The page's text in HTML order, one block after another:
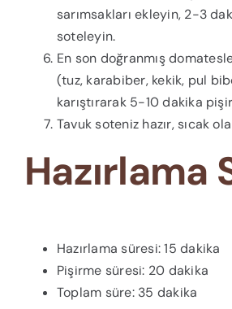
sarımsakları ekleyin, 2-3
soteleyin.
En son doğranmış
(tuz, karabiber, kekik, pul
karıştırarak 5-10 dakika
Tavuk soteniz hazır, sıcak
Hazırlama
Hazırlama süresi: 15 dakika
Pişirme süresi: 20 dakika
Toplam süre: 35 dakika